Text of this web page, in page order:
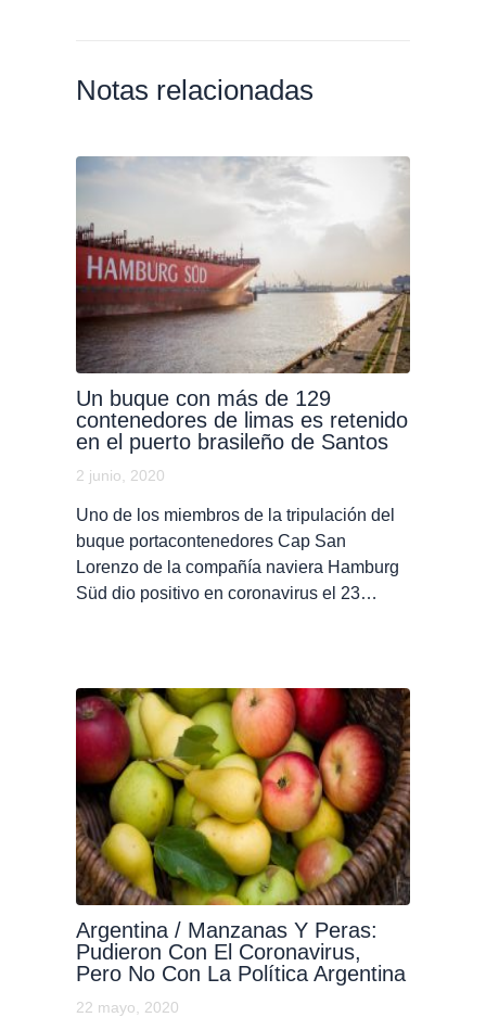
Notas relacionadas
Un buque con más de 129
contenedores de limas es retenido
en el puerto brasileño de Santos
2 junio, 2020
Uno de los miembros de la tripulación del
buque portacontenedores Cap San
Lorenzo de la compañía naviera Hamburg
Süd dio positivo en coronavirus el 23…
Argentina / Manzanas Y Peras:
Pudieron Con El Coronavirus,
Pero No Con La Política Argentina
22 mayo, 2020